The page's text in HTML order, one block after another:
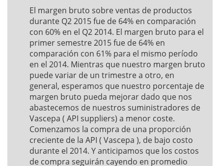
El margen bruto sobre ventas de productos
durante Q2 2015 fue de 64% en comparación
con 60% en el Q2 2014. El margen bruto para el
primer semestre 2015 fue de 64% en
comparación con 61% para el mismo período
en el 2014. Mientras que nuestro margen bruto
puede variar de un trimestre a otro, en
general, esperamos que nuestro porcentaje de
margen bruto pueda mejorar dado que nos
abastecemos de nuestros suministradores de
Vascepa ( API suppliers) a menor coste.
Comenzamos la compra de una proporción
creciente de la API ( Vascepa ), de bajo costo
durante el 2014. Y anticipamos que los costos
de compra seguirán cayendo en promedio